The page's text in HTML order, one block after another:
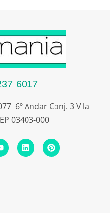
6017
6º Andar Conj. 3 Vila
03403-000
Y
L
i
n
P
i
n